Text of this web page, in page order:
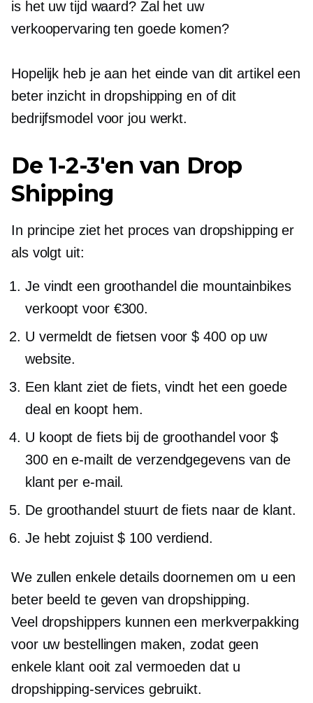
is het uw tijd waard? Zal het uw
verkoopervaring ten goede komen?
Hopelijk heb je aan het einde van dit artikel een
beter inzicht in dropshipping en of dit
bedrijfsmodel voor jou werkt.
De 1-2-3'en van Drop
Shipping
In principe ziet het proces van dropshipping er
als volgt uit:
Je vindt een groothandel die mountainbikes
verkoopt voor €300.
U vermeldt de fietsen voor $ 400 op uw
website.
Een klant ziet de fiets, vindt het een goede
deal en koopt hem.
U koopt de fiets bij de groothandel voor $
300 en e-mailt de verzendgegevens van de
klant per e-mail.
De groothandel stuurt de fiets naar de klant.
Je hebt zojuist $ 100 verdiend.
We zullen enkele details doornemen om u een
beter beeld te geven van dropshipping.
Veel dropshippers kunnen een merkverpakking
voor uw bestellingen maken, zodat geen
enkele klant ooit zal vermoeden dat u
dropshipping-services gebruikt.